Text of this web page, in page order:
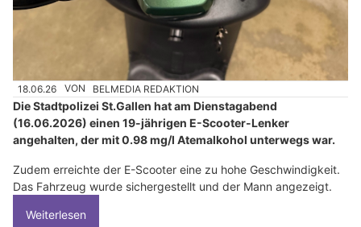
18.06.26 VON BELMEDIA REDAKTION
Die Stadtpolizei St.Gallen hat am Dienstagabend
(16.06.2026) einen 19-jährigen E-Scooter-Lenker
angehalten, der mit 0.98 mg/l Atemalkohol unterwegs war.
Zudem erreichte der E-Scooter eine zu hohe Geschwindigkeit.
Das Fahrzeug wurde sichergestellt und der Mann angezeigt.
Weiterlesen